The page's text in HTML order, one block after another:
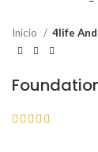
Inicio 4life